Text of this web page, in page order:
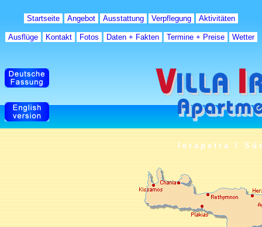
Startseite Angebot Ausstattung Verpflegung Aktivitäten
Ausflüge Kontakt Fotos Daten + Fakten Termine + Preise Wetter
Ierapetra /